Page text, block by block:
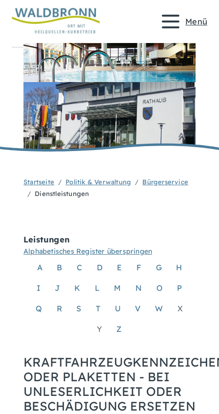
Menü
Startseite Politik & Verwaltung
Bürgerservice
Dienstleistungen
Leistungen
Alphabetisches Register überspringen
A B C D E F G H
I J K L M N O P
Q R S T U V W X
Y Z
ODER PLAKETTEN - BEI
UNLESERLICHKEIT ODER
BESCHÄDIGUNG ERSETZEN